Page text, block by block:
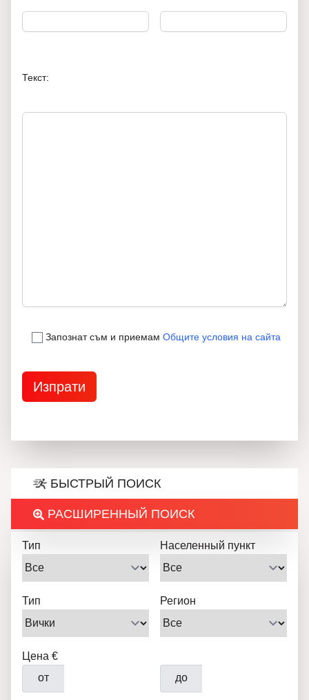
Текст:
Запознат съм и приемам Общите условия на сайта
БЫСТРЫЙ ПОИСК
РАСШИРЕННЫЙ ПОИСК
Тип Населенный пункт
Тип Регион
Цена €
от
до